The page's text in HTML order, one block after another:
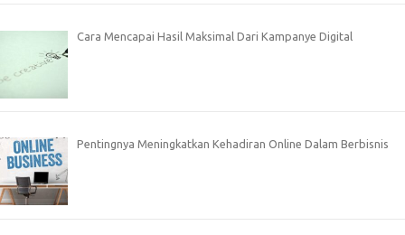
Cara Mencapai Hasil Maksimal Dari Kampanye Digital
Pentingnya Meningkatkan Kehadiran Online Dalam Berbisnis